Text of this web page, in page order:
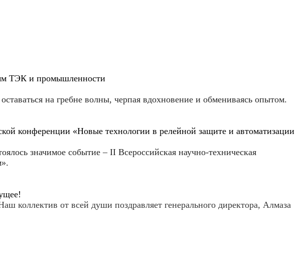
ТЭК и промышленности
на гребне волны, черпая вдохновение и обмениваясь опытом.
конференции «Новые технологии в релейной защите и автоматизации
значимое событие – II Всероссийская научно-техническая
коллектив от всей души поздравляет генерального директора, Алмаза